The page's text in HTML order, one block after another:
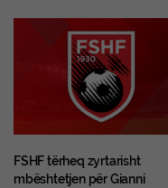
FSHF tërheq zyrtarisht
mbështetjen për Gianni